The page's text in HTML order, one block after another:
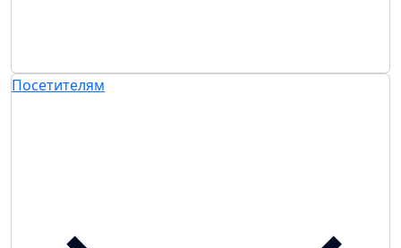
Посетителям